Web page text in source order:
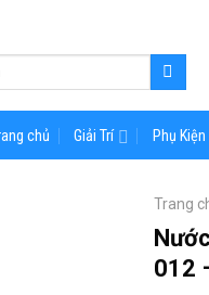
chủ Giải Trí Phụ Kiện
Trang
012